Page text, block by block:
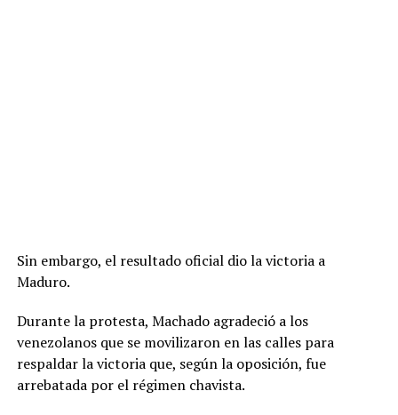
Sin embargo, el resultado oficial dio la victoria a
Maduro.
Durante la protesta, Machado agradeció a los
venezolanos que se movilizaron en las calles para
respaldar la victoria que, según la oposición, fue
arrebatada por el régimen chavista.